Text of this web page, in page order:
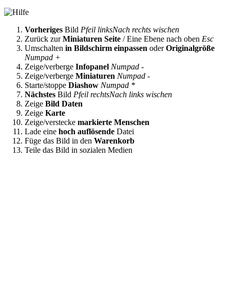
Vorheriges Bild Pfeil linksNach rechts wischen
Zurück zurMiniaturen Seite / Eine Ebene nach oben Esc
Umschalten in Bildschirm einpassen oderOriginalgröße
Numpad +
Zeige/verberge Infopanel Numpad -
Zeige/verberge Miniaturen Numpad -
Starte/stoppe Diashow Numpad *
Nächstes Bild Pfeil rechtsNach links wischen
Zeige Bild Daten
Zeige Karte
Zeige/verstecke markierte Menschen
Lade eine hoch auflösende Datei
Füge das Bild in den Warenkorb
Teile das Bild in sozialen Medien